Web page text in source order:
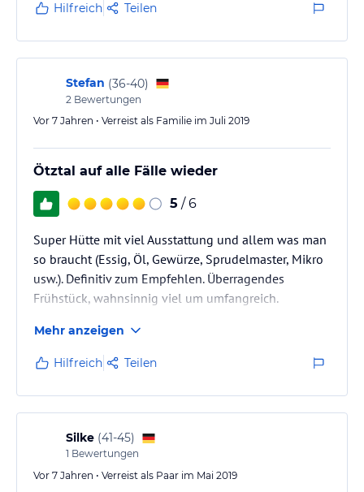
Hilfreich Teilen
Stefan (36-40)
2 Bewertungen
Vor 7 Jahren • Verreist als Familie im Juli 2019
Ötztal auf alle Fälle wieder
5 / 6
Super Hütte mit viel Ausstattung und allem was man
so braucht (Essig, Öl, Gewürze, Sprudelmaster, Mikro
usw.). Definitiv zum Empfehlen. Überragendes
Frühstück, wahnsinnig viel um umfangreich.
Mehr anzeigen
Hilfreich Teilen
Silke (41-45)
1 Bewertungen
Vor 7 Jahren • Verreist als Paar im Mai 2019